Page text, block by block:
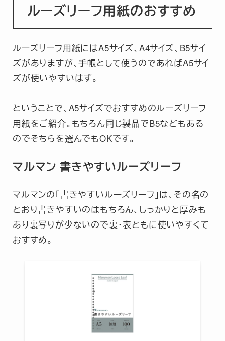
ルーズリーフ用紙のおすすめ
ルーズリーフ用紙にはA5サイズ、A4サイズ、B5サイ
ズがありますが、手帳として使うのであればA5サイ
ズが使いやすいはず。
ということで、A5サイズでおすすめのルーズリーフ
用紙をご紹介。もちろん同じ製品でB5などもある
のでそちらを選んでもOKです。
マルマン 書きやすいルーズリーフ
マルマンの「書きやすいルーズリーフ」は、その名の
とおり書きやすいのはもちろん、しっかりと厚みも
あり裏写りが少ないので裏・表ともに使いやすくて
おすすめ。